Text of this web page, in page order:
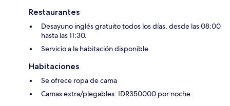
Restaurantes
Desayuno inglés gratuito todos los días, desde las 08:00
hasta las 11:30.
Servicio a la habitación disponible
Habitaciones
Se ofrece ropa de cama
Camas extra/plegables: IDR350000 por noche